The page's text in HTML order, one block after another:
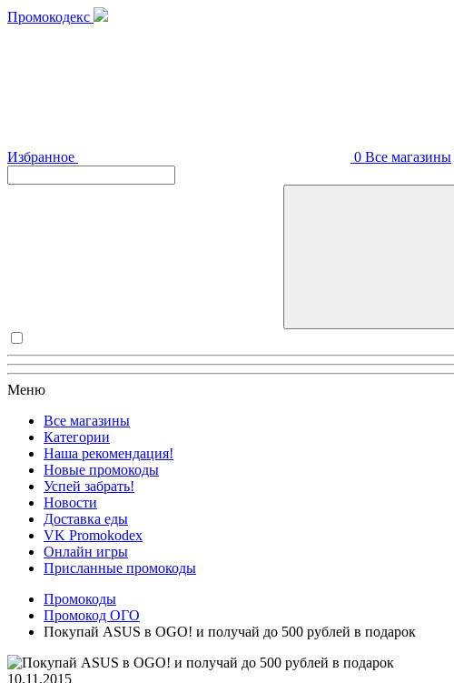
Промокодекс
Избранное 0 Все магазины
Меню
Все магазины
Категории
Наша рекомендация!
Новые промокоды
Успей забрать!
Новости
Доставка еды
VK Promokodex
Онлайн игры
Присланные промокоды
Промокоды
Промокод ОГО
Покупай ASUS в OGO! и получай до 500 рублей в подарок
10.11.2015